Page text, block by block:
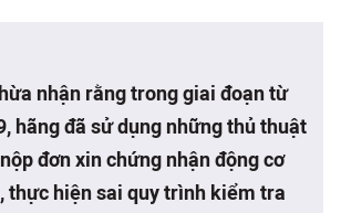
nhận rằng trong giai đoạn từ
hãng đã sử dụng những thủ thuật
đơn xin chứng nhận động cơ
thực hiện sai quy trình kiểm tra